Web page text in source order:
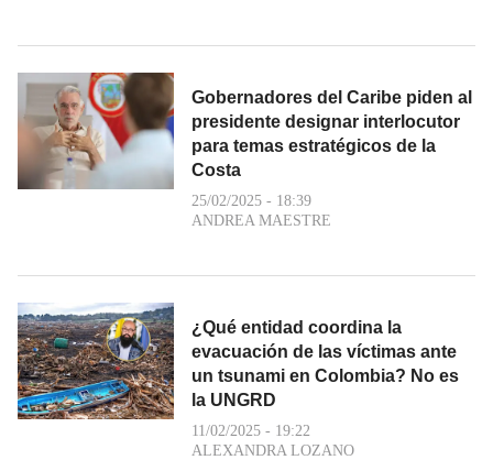
Gobernadores del Caribe piden al
presidente designar interlocutor
para temas estratégicos de la
Costa
25/02/2025 - 18:39
ANDREA MAESTRE
¿Qué entidad coordina la
evacuación de las víctimas ante
un tsunami en Colombia? No es
la UNGRD
11/02/2025 - 19:22
ALEXANDRA LOZANO